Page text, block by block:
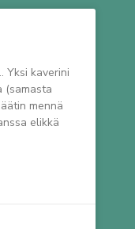
Yksi kaverini
(samasta
mennä
elikkä